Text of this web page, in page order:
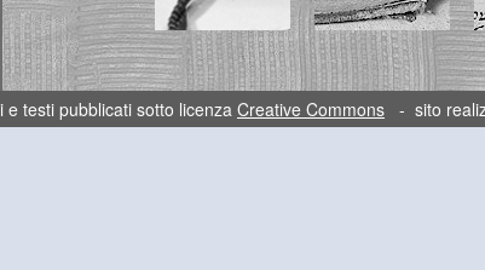
testi pubblicati sotto licenzaCreative Commons - sito